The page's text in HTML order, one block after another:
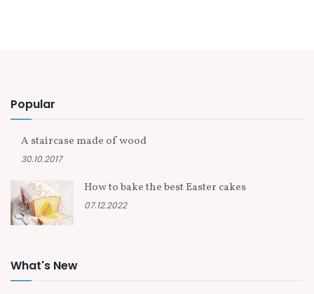
Popular
A staircase made of wood
30.10.2017
How to bake the best Easter cakes
07.12.2022
What's New